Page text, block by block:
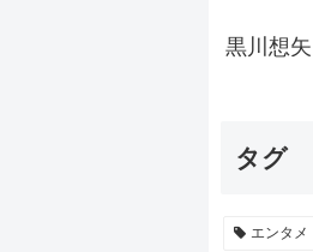
黒川想矢
タグ
エンタメ